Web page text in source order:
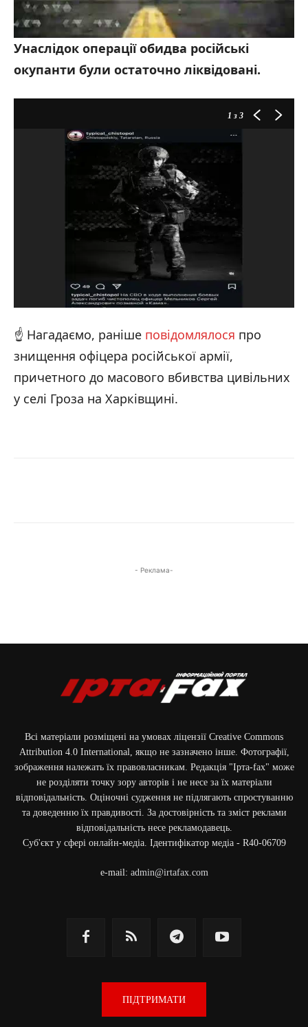
Унаслідок операції обидва російські
окупанти були остаточно ліквідовані.
1 з 3
☝️ Нагадаємо, раніше повідомлялося про
знищення офіцера російської армії,
причетного до масового вбивства цивільних
у селі Гроза на Харківщині.
- Реклама-
Всі матеріали розміщені на умовах ліцензії Creative Commons
Attribution 4.0 International, якщо не зазначено інше. Фотографії,
зображення належать їх правовласникам. Редакція "Ірта-fax" може
не розділяти точку зору авторів і не несе за їх матеріали
відповідальність. Оціночні судження не підлягають спростуванню
та доведенню їх правдивості. За достовірність та зміст реклами
відповідальність несе рекламодавець.
Cуб'єкт у сфері онлайн-медіа. Ідентифікатор медіа - R40-06709
e-mail: admin@irtafax.com
ПІДТРИМАТИ